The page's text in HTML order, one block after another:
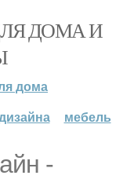
ДОМА И
дома
мебель
-